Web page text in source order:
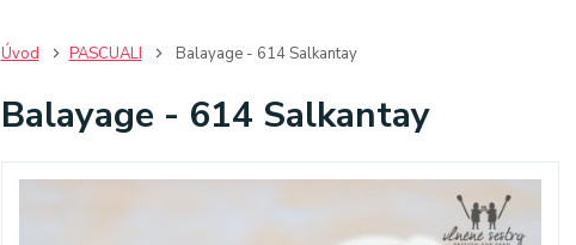
Úvod PASCUALI Balayage - 614 Salkantay
Balayage - 614 Salkantay